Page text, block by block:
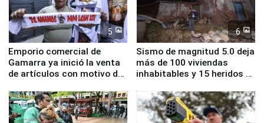
5
Emporio comercial de
Gamarra ya inició la venta
de artículos con motivo de
6
Sismo de magnitud 5.0 deja
más de 100 viviendas
inhabitables y 15 heridos en